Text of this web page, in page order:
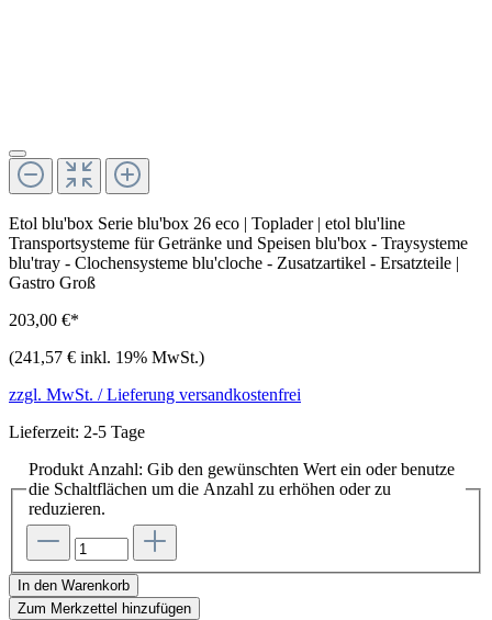
Etol blu'box Serie blu'box 26 eco | Toplader | etol blu'line
Transportsysteme für Getränke und Speisen blu'box - Traysysteme
blu'tray - Clochensysteme blu'cloche - Zusatzartikel - Ersatzteile |
Gastro Groß
203,00 €*
(241,57 € inkl. 19% MwSt.)
zzgl. MwSt. / Lieferung versandkostenfrei
Lieferzeit: 2-5 Tage
Produkt Anzahl: Gib den gewünschten Wert ein oder benutze
die Schaltflächen um die Anzahl zu erhöhen oder zu
reduzieren.
In den Warenkorb
Zum Merkzettel hinzufügen